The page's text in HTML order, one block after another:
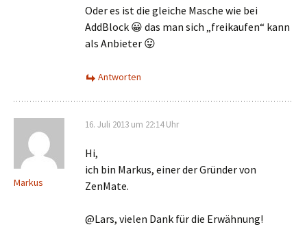
Oder es ist die gleiche Masche wie bei
AddBlock 😀 das man sich „freikaufen“ kann
als Anbieter 😛
Antworten
Markus
16. Juli 2013 um 22:14 Uhr
Hi,
ich bin Markus, einer der Gründer von
ZenMate.
@Lars, vielen Dank für die Erwähnung!